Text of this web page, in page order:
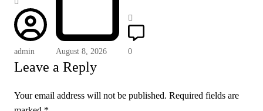
admin August 8, 2026 0
Leave a Reply
Your email address will not be published. Required fields are